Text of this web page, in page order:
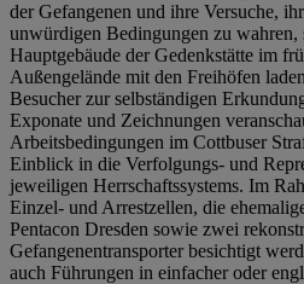
der Gefangenen und ihre Versuche,
unwürdigen Bedingungen zu wahren,
Hauptgebäude der Gedenkstätte im
Außengelände mit den Freihöfen
Besucher zur selbständigen
Exponate und Zeichnungen
Arbeitsbedingungen im Cottbuser
Einblick in die Verfolgungs- und
jeweiligen Herrschaftssystems. Im
Einzel- und Arrestzellen, die
Pentacon Dresden sowie zwei
Gefangenentransporter besichtigt
auch Führungen in einfacher oder